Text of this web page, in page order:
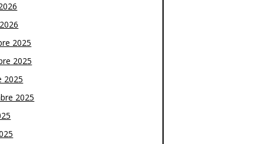
2025
2025
2025
2025